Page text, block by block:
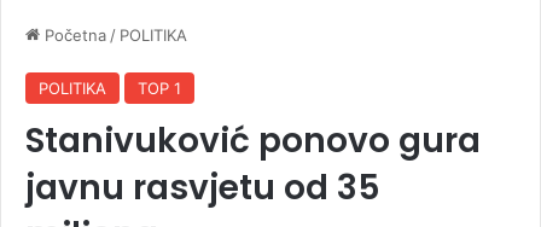
Početna / POLITIKA
POLITIKA TOP 1
Stanivuković ponovo gura
javnu rasvjetu od 35